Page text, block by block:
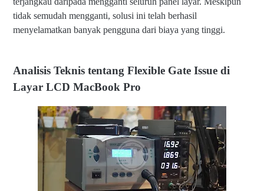
tidak semudah mengganti, solusi ini telah berhasil
menyelamatkan banyak pengguna dari biaya yang tinggi.
Analisis Teknis tentang Flexible Gate Issue di
Layar LCD MacBook Pro
u
di
ar
o
k
o